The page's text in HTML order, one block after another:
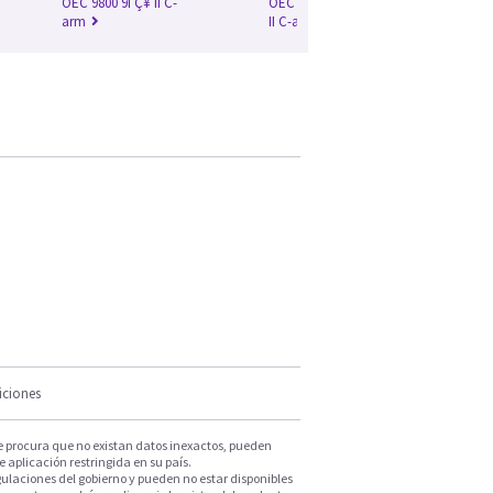
arm
II C-arm
que no existan datos inexactos, pueden
aplicación restringida en su país.
del gobierno y pueden no estar disponibles